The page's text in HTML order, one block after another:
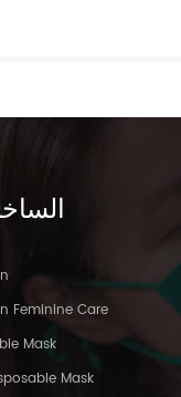
Feminine Care
Mask
Mask